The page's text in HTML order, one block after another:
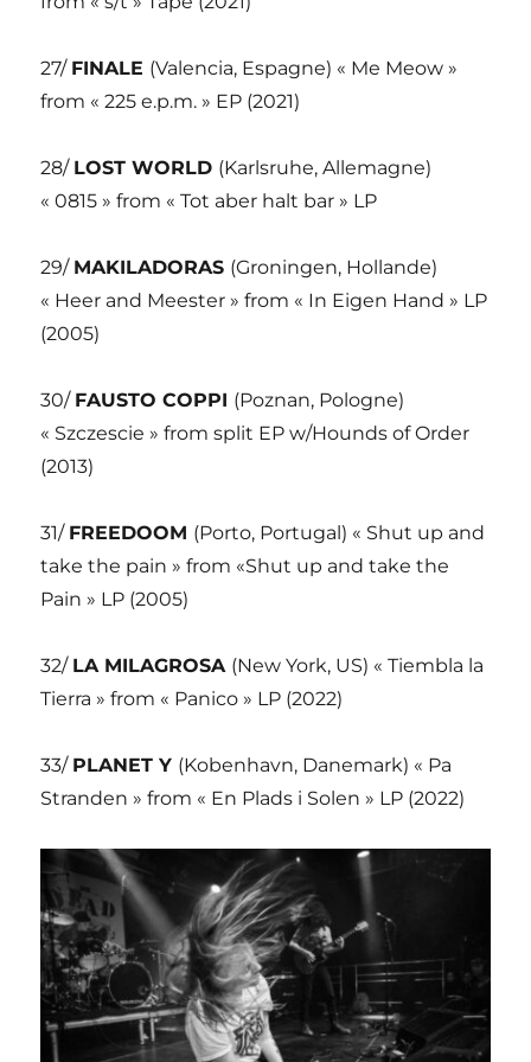
27/ FINALE (Valencia, Espagne) « Me Meow »
from « 225 e.p.m. » EP (2021)
28/ LOST WORLD (Karlsruhe, Allemagne)
« 0815 » from « Tot aber halt bar » LP
29/ MAKILADORAS (Groningen, Hollande)
« Heer and Meester » from « In Eigen Hand » LP
(2005)
30/ FAUSTO COPPI (Poznan, Pologne)
« Szczescie » from split EP w/Hounds of Order
(2013)
31/ FREEDOOM (Porto, Portugal) « Shut up and
take the pain » from «Shut up and take the
Pain » LP (2005)
32/ LA MILAGROSA (New York, US) « Tiembla la
Tierra » from « Panico » LP (2022)
33/ PLANET Y (Kobenhavn, Danemark) « Pa
Stranden » from « En Plads i Solen » LP (2022)